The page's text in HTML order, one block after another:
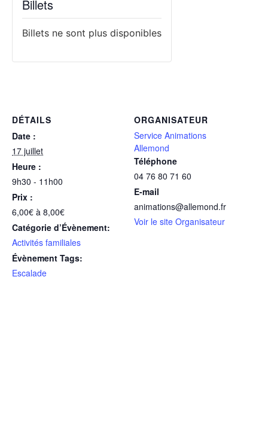
DÉTAILS
Date :
17 juillet
Heure :
9h30 - 11h00
Prix :
6,00€ à 8,00€
Catégorie d’Évènement:
Activités familiales
Évènement Tags:
Escalade
ORGANISATEUR
Service Animations
Allemond
Téléphone
04 76 80 71 60
E-mail
animations@allemond.fr
Voir le site Organisateur
Billets
Billets ne sont plus disponibles